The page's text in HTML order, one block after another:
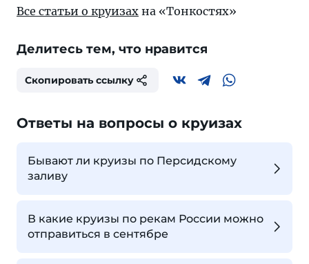
Все статьи о круизах на «Тонкостях»
Делитесь тем, что нравится
Скопировать ссылку
Ответы на вопросы о круизах
Бывают ли круизы по Персидскому
заливу
В какие круизы по рекам России можно
отправиться в сентябре